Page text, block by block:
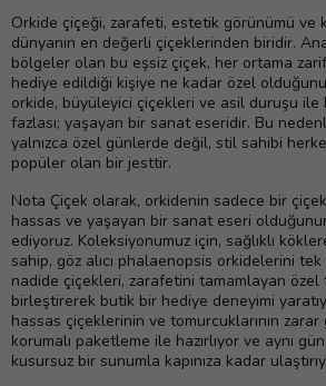
Orkide çiçeği, zarafeti, estetik görünümü ve
dünyanın en değerli çiçeklerinden biridir.
bölgeler olan bu eşsiz çiçek, her ortama
hediye edildiği kişiye ne kadar özel olduğunu
orkide, büyüleyici çiçekleri ve asil duruşu
fazlası; yaşayan bir sanat eseridir. Bu
yalnızca özel günlerde değil, stil sahibi
popüler olan bir jesttir.
Nota Çiçek olarak, orkidenin sadece bir
hassas ve yaşayan bir sanat eseri
ediyoruz. Koleksiyonumuz için, sağlıklı
sahip, göz alıcı phalaenopsis orkidelerini
nadide çiçekleri, zarafetini tamamlayan özel
birleştirerek butik bir hediye deneyimi
hassas çiçeklerinin ve tomurcuklarının
korumalı paketleme ile hazırlıyor ve aynı
kusursuz bir sunumla kapınıza kadar